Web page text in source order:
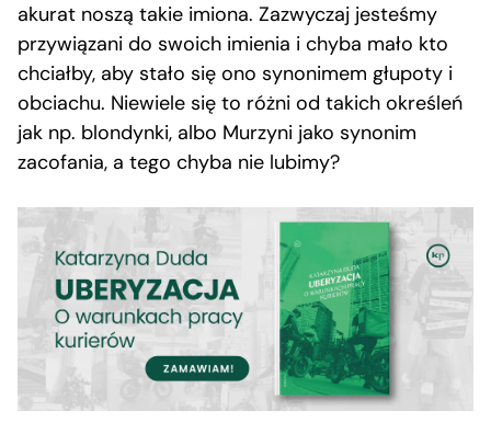
akurat noszą takie imiona. Zazwyczaj jesteśmy
przywiązani do swoich imienia i chyba mało kto
chciałby, aby stało się ono synonimem głupoty i
obciachu. Niewiele się to różni od takich określeń
jak np. blondynki, albo Murzyni jako synonim
zacofania, a tego chyba nie lubimy?